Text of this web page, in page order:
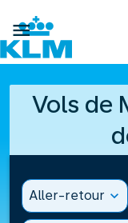

Vols de
Aller-retour expand_more